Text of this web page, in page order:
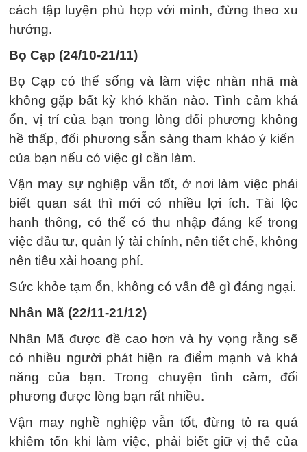
cách tập luyện phù hợp với mình, đừng theo xu
hướng.
Bọ Cạp (24/10-21/11)
Bọ Cạp có thể sống và làm việc nhàn nhã mà
không gặp bất kỳ khó khăn nào. Tình cảm khá
ổn, vị trí của bạn trong lòng đối phương không
hề thấp, đối phương sẵn sàng tham khảo ý kiến ​​
của bạn nếu có việc gì cần làm.
Vận may sự nghiệp vẫn tốt, ở nơi làm việc phải
biết quan sát thì mới có nhiều lợi ích. Tài lộc
hanh thông, có thể có thu nhập đáng kể trong
việc đầu tư, quản lý tài chính, nên tiết chế, không
nên tiêu xài hoang phí.
Sức khỏe tạm ổn, không có vấn đề gì đáng ngại.
Nhân Mã (22/11-21/12)
Nhân Mã được đề cao hơn và hy vọng rằng sẽ
có nhiều người phát hiện ra điểm mạnh và khả
năng của bạn. Trong chuyện tình cảm, đối
phương được lòng bạn rất nhiều.
Vận may nghề nghiệp vẫn tốt, đừng tỏ ra quá
khiêm tốn khi làm việc, phải biết giữ vị thế của